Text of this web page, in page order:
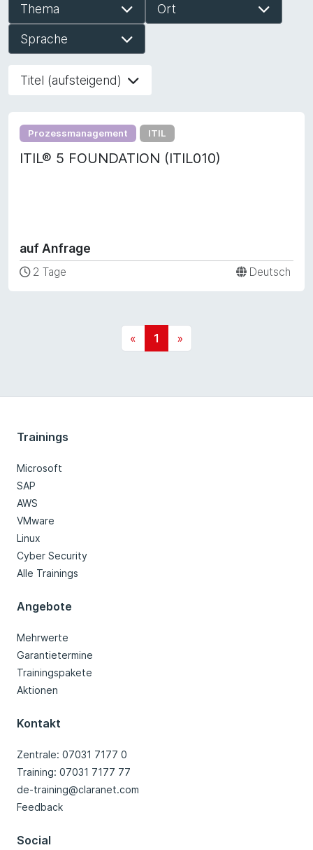
Thema Ort
Sprache
Titel (aufsteigend)
Prozessmanagement ITIL
ITIL® 5 FOUNDATION (ITIL010)
auf Anfrage
2 Tage Deutsch
« 1 »
Trainings
Microsoft
SAP
AWS
VMware
Linux
Cyber Security
Alle Trainings
Angebote
Mehrwerte
Garantietermine
Trainingspakete
Aktionen
Kontakt
Zentrale: 07031 7177 0
Training: 07031 7177 77
de-training@claranet.com
Feedback
Social